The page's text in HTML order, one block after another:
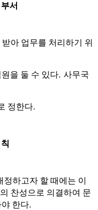
서
아 업무를 처리하기 위
을 둘 수 있다. 사무국
정한다.
정하고자 할 때에는 이
찬성으로 의결하여 문
한다.